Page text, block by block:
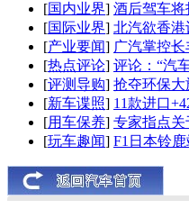
[国内业界] 酒后驾车将
[国际业界] 北汽欲香
[产业要闻] 广汽掌控
[热点评论] 评论：“汽
[评测导购] 抢夺环保
[新车谍照] 11款进口
[用车保养] 专家指点
[玩车趣闻] F1日本铃